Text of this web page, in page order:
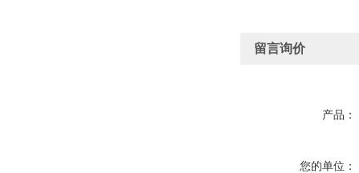
留言询价
产品：
您的单位：